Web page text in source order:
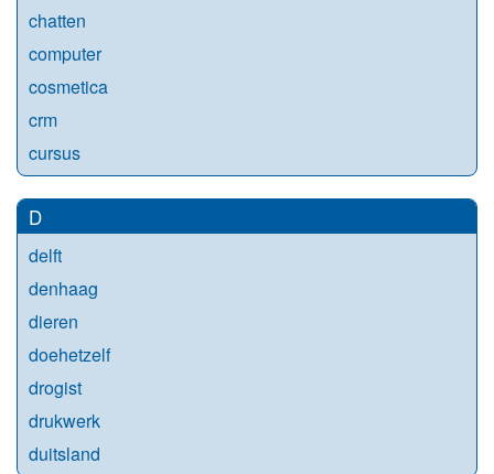
chatten
computer
cosmetica
crm
cursus
D
delft
denhaag
dieren
doehetzelf
drogist
drukwerk
duitsland